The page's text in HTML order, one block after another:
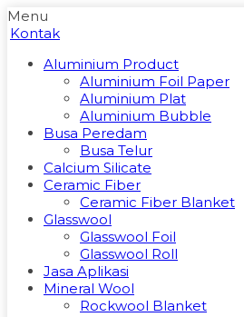
Menu
Kontak
Aluminium Product
Aluminium Foil Paper
Aluminium Plat
Aluminium Bubble
Busa Peredam
Busa Telur
Calcium Silicate
Ceramic Fiber
Ceramic Fiber Blanket
Glasswool
Glasswool Foil
Glasswool Roll
Jasa Aplikasi
Mineral Wool
Rockwool Blanket